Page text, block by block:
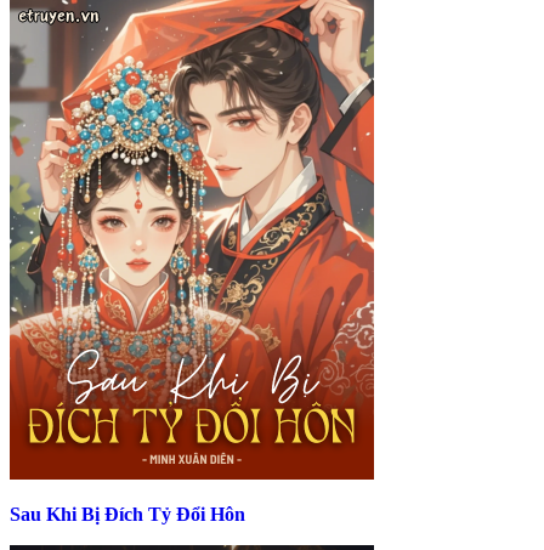
Sau Khi Bị Đích Tỷ Đổi Hôn